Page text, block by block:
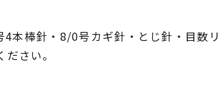
本棒針・8/0号カギ針・とじ針・目数リ
さい。